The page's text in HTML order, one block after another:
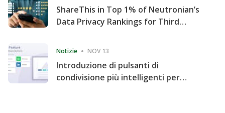
ShareThis in Top 1% of Neutronian’s
Data Privacy Rankings for Third
Notizie NOV 13
Introduzione di pulsanti di
condivisione più intelligenti per